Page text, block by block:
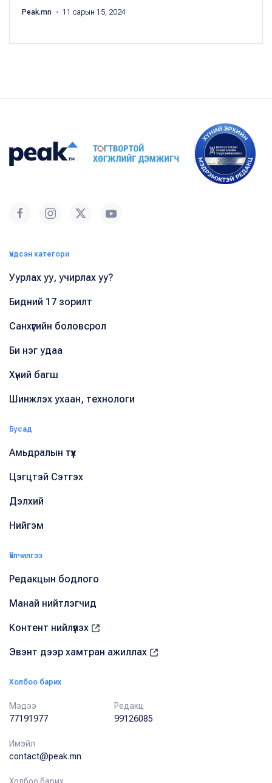
Peak.mn ・ 11 сарын 15, 2024
Үндсэн категори
Уурлах уу, учирлах уу?
Бидний 17 зорилт
Санхүүгийн боловсрол
Би нэг удаа
Хүний багш
Шинжлэх ухаан, технологи
Бусад
Амьдралын түүх
Цэгцтэй Сэтгэх
Дэлхий
Нийгэм
Үйлчилгээ
Редакцын бодлого
Манай нийтлэгчид
Контент нийлүүлэх
Эвэнт дээр хамтран ажиллах
Холбоо барих
Мэдээ
77191977
Редакц
99126085
Имэйл
contact@peak.mn
Холбоо барих